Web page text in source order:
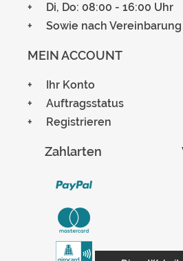
Di, Do: 08:00 - 16:00 Uhr
Sowie nach Vereinbarung
MEIN ACCOUNT
Ihr Konto
Auftragsstatus
Registrieren
Zahlarten